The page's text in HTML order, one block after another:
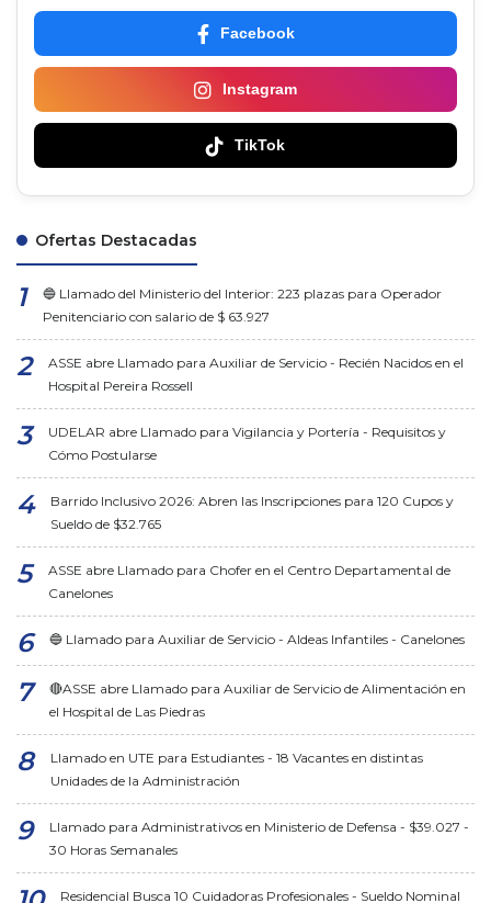
Facebook
Instagram
TikTok
Ofertas Destacadas
🔵 Llamado del Ministerio del Interior: 223 plazas para Operador
Penitenciario con salario de $ 63.927
ASSE abre Llamado para Auxiliar de Servicio - Recién Nacidos en el
Hospital Pereira Rossell
UDELAR abre Llamado para Vigilancia y Portería - Requisitos y
Cómo Postularse
Barrido Inclusivo 2026: Abren las Inscripciones para 120 Cupos y
Sueldo de $32.765
ASSE abre Llamado para Chofer en el Centro Departamental de
Canelones
🔵 Llamado para Auxiliar de Servicio - Aldeas Infantiles - Canelones
🔴ASSE abre Llamado para Auxiliar de Servicio de Alimentación en
el Hospital de Las Piedras
Llamado en UTE para Estudiantes - 18 Vacantes en distintas
Unidades de la Administración
Llamado para Administrativos en Ministerio de Defensa - $39.027 -
30 Horas Semanales
Residencial Busca 10 Cuidadoras Profesionales - Sueldo Nominal